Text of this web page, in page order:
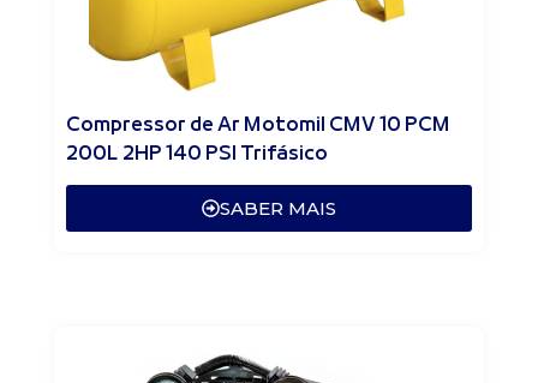
Compressor de Ar Motomil CMV 10 PCM
200L 2HP 140 PSI Trifásico
SABER MAIS